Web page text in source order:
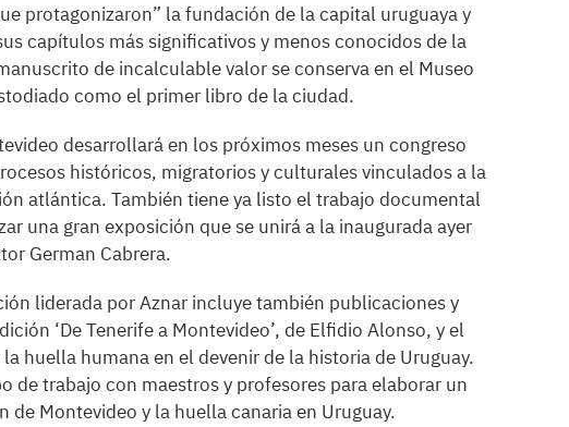
protagonizaron” la fundación de la capital uruguaya y
capítulos más significativos y menos conocidos de la
de incalculable valor se conserva en el Museo
como el primer libro de la ciudad.
desarrollará en los próximos meses un congreso
históricos, migratorios y culturales vinculados a la
atlántica. También tiene ya listo el trabajo documental
una gran exposición que se unirá a la inaugurada ayer
German Cabrera.
liderada por Aznar incluye también publicaciones y
‘De Tenerife a Montevideo’, de Elfidio Alonso, y el
huella humana en el devenir de la historia de Uruguay.
de trabajo con maestros y profesores para elaborar un
de Montevideo y la huella canaria en Uruguay.